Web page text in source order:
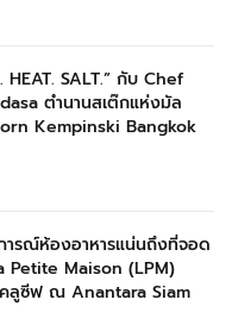
HEAT. SALT.” กับ Chef
ตำนานสเต๊กแห่งมัล
Kempinski Bangkok
ารณ์ห้องอาหารแน่นถึงที่จอด
Petite Maison (LPM)
ลูซีฟ ณ Anantara Siam